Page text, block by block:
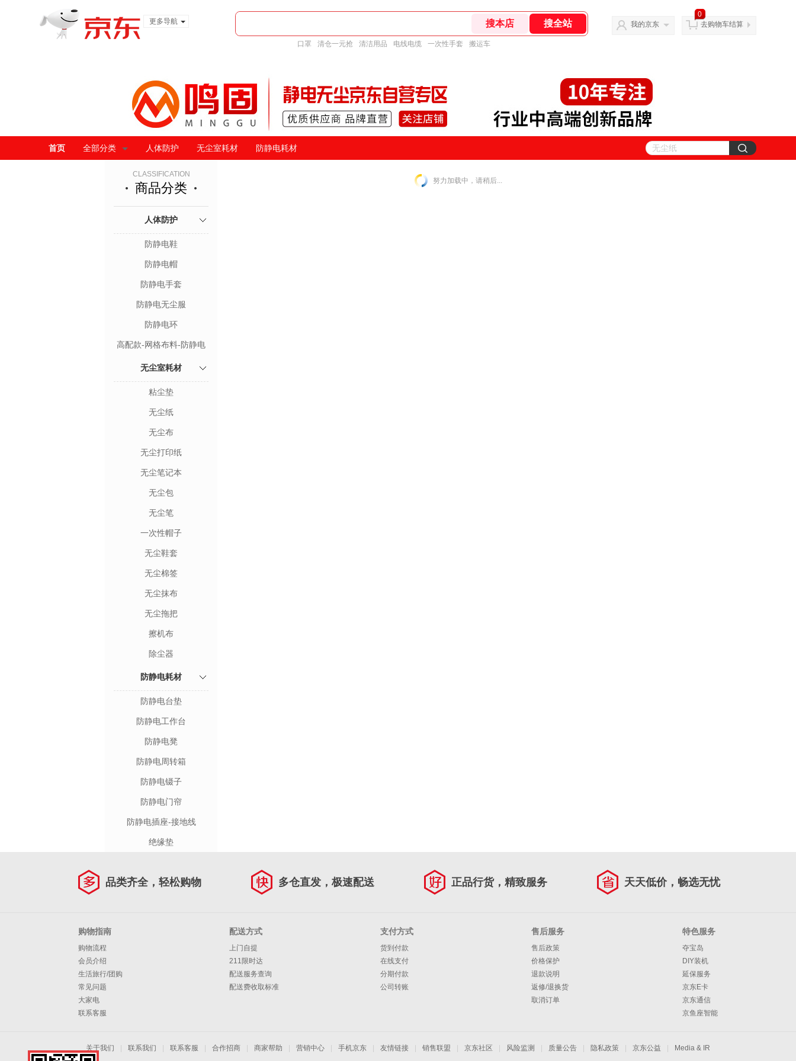
更多导航
口罩 清仓一元抢 清洁用品 电线电缆 一次性手套 搬运车
我的京东
0
去购物车结算
首页 全部分类 人体防护 无尘室耗材 防静电耗材
CLASSIFICATION
商品分类
人体防护
防静电鞋
防静电帽
防静电手套
防静电无尘服
防静电环
高配款-网格布料-防静电
无尘室耗材
粘尘垫
无尘纸
无尘布
无尘打印纸
无尘笔记本
无尘包
无尘笔
一次性帽子
无尘鞋套
无尘棉签
无尘抹布
无尘拖把
擦机布
除尘器
防静电耗材
防静电台垫
防静电工作台
防静电凳
防静电周转箱
防静电镊子
防静电门帘
防静电插座-接地线
绝缘垫
努力加载中，请稍后...
品类齐全，轻松购物 多仓直发，极速配送 正品行货，精致服务 天天低价，畅选无忧
购物指南
购物流程
会员介绍
生活旅行/团购
常见问题
大家电
联系客服
配送方式
上门自提
211限时达
配送服务查询
配送费收取标准
支付方式
货到付款
在线支付
分期付款
公司转账
售后服务
售后政策
价格保护
退款说明
返修/退换货
取消订单
特色服务
夺宝岛
DIY装机
延保服务
京东E卡
京东通信
京鱼座智能
关于我们 联系我们 联系客服 合作招商 商家帮助 营销中心 手机京东 友情链接 销售联盟 京东社区 风险监测 质量公告 隐私政策 京东公益 Media & IR